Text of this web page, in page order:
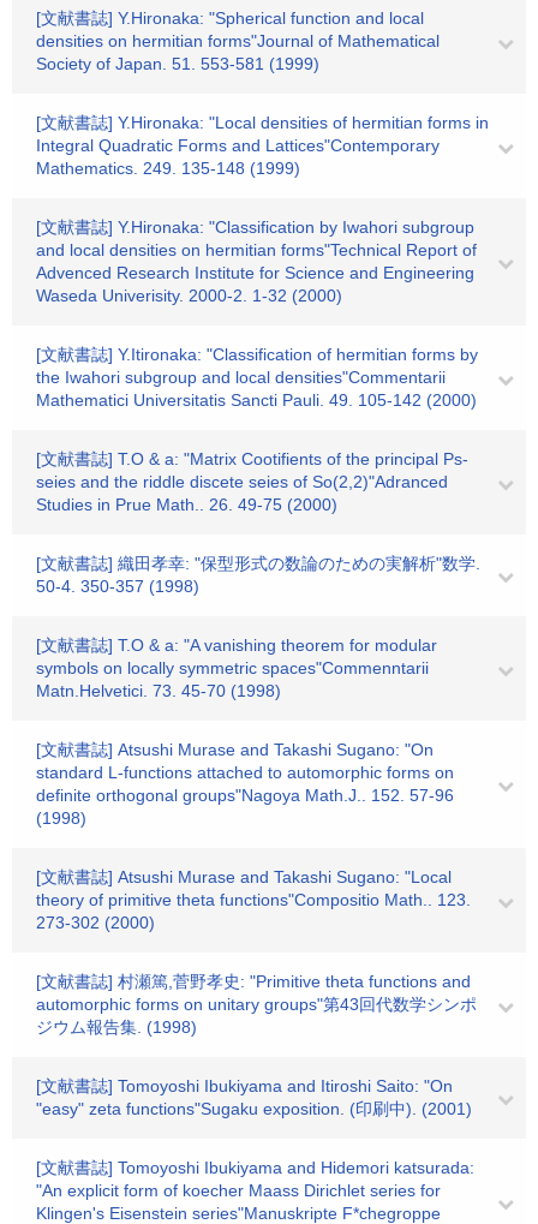
[文献書誌] Y.Hironaka: "Spherical function and local
densities on hermitian forms"Journal of Mathematical
Society of Japan. 51. 553-581 (1999)
[文献書誌] Y.Hironaka: "Local densities of hermitian forms in
Integral Quadratic Forms and Lattices"Contemporary
Mathematics. 249. 135-148 (1999)
[文献書誌] Y.Hironaka: "Classification by Iwahori subgroup
and local densities on hermitian forms"Technical Report of
Advenced Research Institute for Science and Engineering
Waseda Univerisity. 2000-2. 1-32 (2000)
[文献書誌] Y.Itironaka: "Classification of hermitian forms by
the Iwahori subgroup and local densities"Commentarii
Mathematici Universitatis Sancti Pauli. 49. 105-142 (2000)
[文献書誌] T.O & a: "Matrix Cootifients of the principal Ps-
seies and the riddle discete seies of So(2,2)"Adranced
Studies in Prue Math.. 26. 49-75 (2000)
[文献書誌] 織田孝幸: "保型形式の数論のための実解析"数学.
50-4. 350-357 (1998)
[文献書誌] T.O & a: "A vanishing theorem for modular
symbols on locally symmetric spaces"Commenntarii
Matn.Helvetici. 73. 45-70 (1998)
[文献書誌] Atsushi Murase and Takashi Sugano: "On
standard L-functions attached to automorphic forms on
definite orthogonal groups"Nagoya Math.J.. 152. 57-96
(1998)
[文献書誌] Atsushi Murase and Takashi Sugano: "Local
theory of primitive theta functions"Compositio Math.. 123.
273-302 (2000)
[文献書誌] 村瀬篤,菅野孝史: "Primitive theta functions and
automorphic forms on unitary groups"第43回代数学シンポ
ジウム報告集. (1998)
[文献書誌] Tomoyoshi Ibukiyama and Itiroshi Saito: "On
"easy" zeta functions"Sugaku exposition. (印刷中). (2001)
[文献書誌] Tomoyoshi Ibukiyama and Hidemori katsurada:
"An explicit form of koecher Maass Dirichlet series for
Klingen's Eisenstein series"Manuskripte F*chegroppe